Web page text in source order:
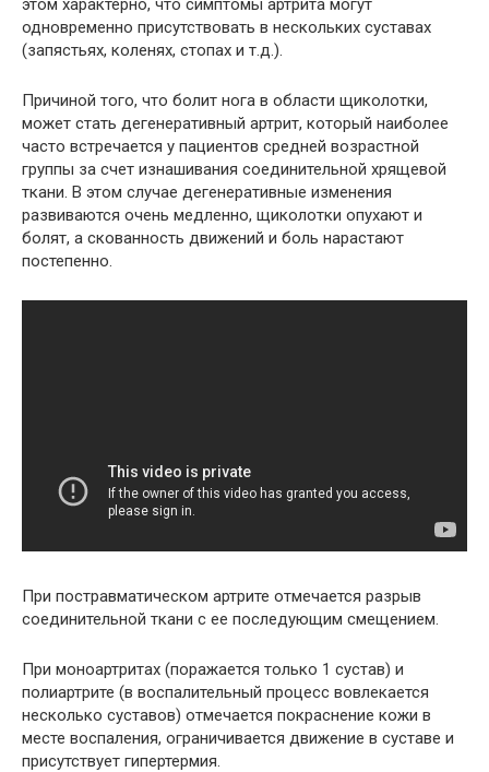
этом характерно, что симптомы артрита могут
одновременно присутствовать в нескольких суставах
(запястьях, коленях, стопах и т.д.).
Причиной того, что болит нога в области щиколотки,
может стать дегенеративный артрит, который наиболее
часто встречается у пациентов средней возрастной
группы за счет изнашивания соединительной хрящевой
ткани. В этом случае дегенеративные изменения
развиваются очень медленно, щиколотки опухают и
болят, а скованность движений и боль нарастают
постепенно.
При постравматическом артрите отмечается разрыв
соединительной ткани с ее последующим смещением.
При моноартритах (поражается только 1 сустав) и
полиартрите (в воспалительный процесс вовлекается
несколько суставов) отмечается покраснение кожи в
месте воспаления, ограничивается движение в суставе и
присутствует гипертермия.